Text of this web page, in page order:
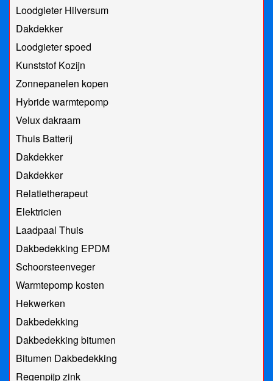
Loodgieter Hilversum
Dakdekker
Loodgieter spoed
Kunststof Kozijn
Zonnepanelen kopen
Hybride warmtepomp
Velux dakraam
Thuis Batterij
Dakdekker
Dakdekker
Relatietherapeut
Elektricien
Laadpaal Thuis
Dakbedekking EPDM
Schoorsteenveger
Warmtepomp kosten
Hekwerken
Dakbedekking
Dakbedekking bitumen
Bitumen Dakbedekking
Regenpijp zink